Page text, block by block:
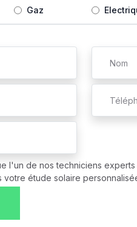
Gaz
l'un de nos techniciens
votre étude solaire